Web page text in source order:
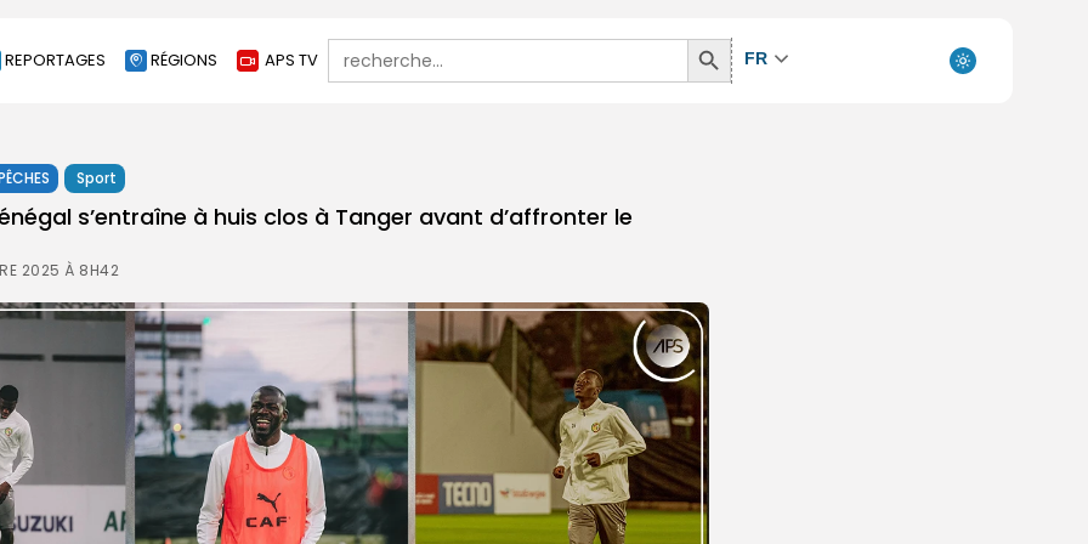
REPORTAGES RÉGIONS APS TV
Search
for:
Search
Button
FR
Sport
s’entraîne à huis clos à Tanger avant d’affronter le
2025 À 8H42